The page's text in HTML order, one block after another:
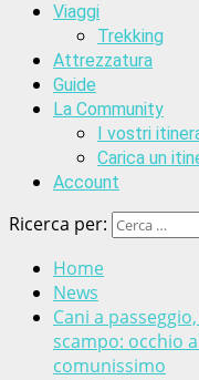
Viaggi
Trekking
Attrezzatura
Guide
La Community
I vostri
Carica un
Account
Ricerca per:
Home
News
Cani a
scampo: occhio
comunissimo